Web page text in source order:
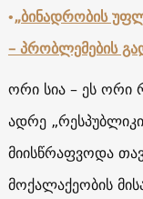
•„ბინადრობის
– პრობლემების
ორი სია – ეს ორი
ადრე
მიისწრაფვოდა
მოქალაქეობის